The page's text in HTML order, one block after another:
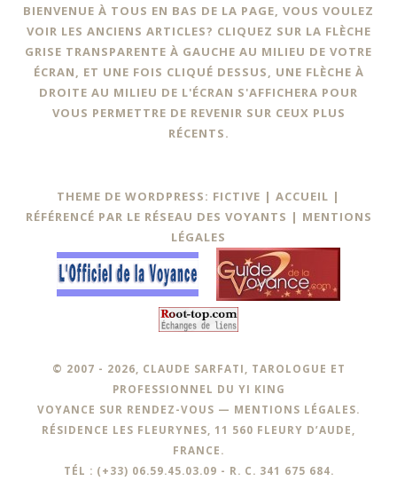
BIENVENUE À TOUS EN BAS DE LA PAGE, VOUS VOULEZ
VOIR LES ANCIENS ARTICLES? CLIQUEZ SUR LA FLÈCHE
GRISE TRANSPARENTE À GAUCHE AU MILIEU DE VOTRE
ÉCRAN, ET UNE FOIS CLIQUÉ DESSUS, UNE FLÈCHE À
DROITE AU MILIEU DE L'ÉCRAN S'AFFICHERA POUR
VOUS PERMETTRE DE REVENIR SUR CEUX PLUS
RÉCENTS.
THEME DE WORDPRESS: FICTIVE | ACCUEIL |
RÉFÉRENCÉ PAR LE RÉSEAU DES VOYANTS | MENTIONS
LÉGALES
© 2007 - 2026, CLAUDE SARFATI, TAROLOGUE ET
PROFESSIONNEL DU YI KING
VOYANCE SUR RENDEZ-VOUS — MENTIONS LÉGALES.
RÉSIDENCE LES FLEURYNES, 11 560 FLEURY D’AUDE,
FRANCE.
TÉL : (+33) 06.59.45.03.09 - R. C. 341 675 684.